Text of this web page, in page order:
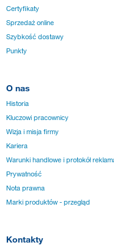
Certyfikaty
Sprzedaż online
Szybkość dostawy
Punkty
O nas
Historia
Kluczowi pracownicy
Wizja i misja firmy
Kariera
Warunki handlowe i protokół
Prywatność
Nota prawna
Marki produktów - przegląd
Kontakty